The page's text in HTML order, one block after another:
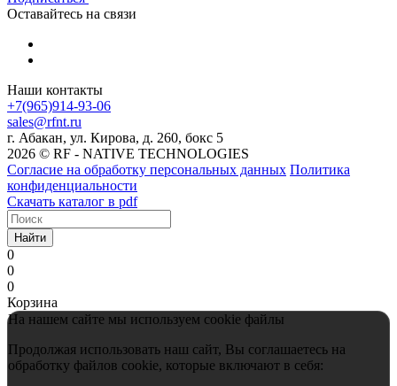
Оставайтесь на связи
Наши контакты
+7(965)914-93-06
sales@rfnt.ru
г. Абакан, ул. Кирова, д. 260, бокс 5
2026 © RF - NATIVE TECHNOLOGIES
Согласие на обработку персональных данных Политика
конфиденциальности
Скачать каталог в pdf
Найти
0
0
0
Корзина
На нашем сайте мы используем cookie файлы
Продолжая использовать наш сайт, Вы соглашаетесь на
обработку файлов cookie, которые включают в себя: